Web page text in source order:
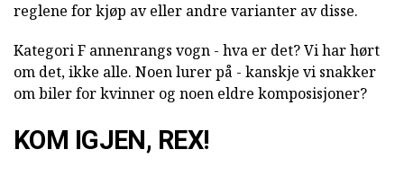
reglene for kjøp av eller andre varianter av disse.
Kategori F annenrangs vogn - hva er det? Vi har hørt
om det, ikke alle. Noen lurer på - kanskje vi snakker
om biler for kvinner og noen eldre komposisjoner?
KOM IGJEN, REX!